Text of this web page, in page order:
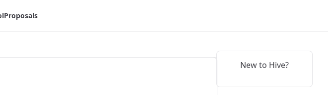
Proposals
New to Hive?